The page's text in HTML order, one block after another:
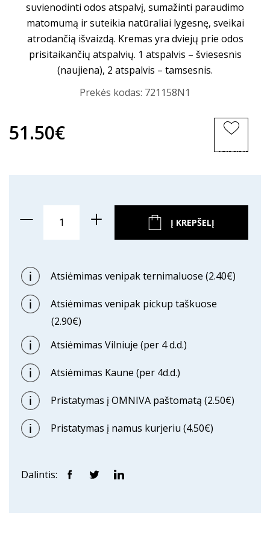
suvienodinti odos atspalvį, sumažinti paraudimo
matomumą ir suteikia natūraliai lygesnę, sveikai
atrodančią išvaizdą. Kremas yra dviejų prie odos
prisitaikančių atspalvių. 1 atspalvis – šviesesnis
(naujiena), 2 atspalvis – tamsesnis.
Prekės kodas: 721158N1
51.50€
Į KREPŠELĮ
ĮSIMINTI
Atsiėmimas venipak ternimaluose (2.40€)
Atsiėmimas venipak pickup taškuose
(2.90€)
Atsiėmimas Vilniuje (per 4 d.d.)
Atsiėmimas Kaune (per 4d.d.)
Pristatymas į OMNIVA paštomatą (2.50€)
Pristatymas į namus kurjeriu (4.50€)
Dalintis: